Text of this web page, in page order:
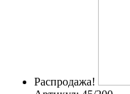
Распродажа!